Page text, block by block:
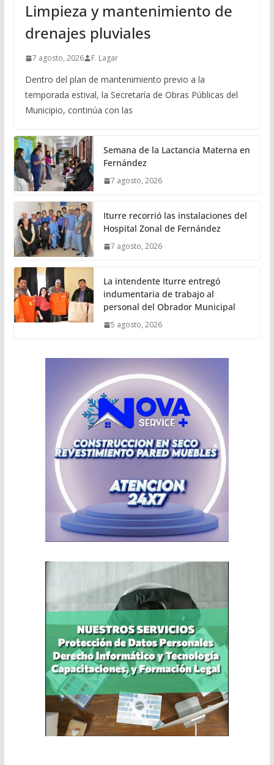
Limpieza y mantenimiento de
drenajes pluviales
7 agosto, 2026 F. Lagar
Dentro del plan de mantenimiento previo a la
temporada estival, la Secretaría de Obras Públicas del
Municipio, continúa con las
Semana de la Lactancia Materna en
Fernández
7 agosto, 2026
Iturre recorrió las instalaciones del
Hospital Zonal de Fernández
7 agosto, 2026
La intendente Iturre entregó
indumentaria de trabajo al
personal del Obrador Municipal
5 agosto, 2026